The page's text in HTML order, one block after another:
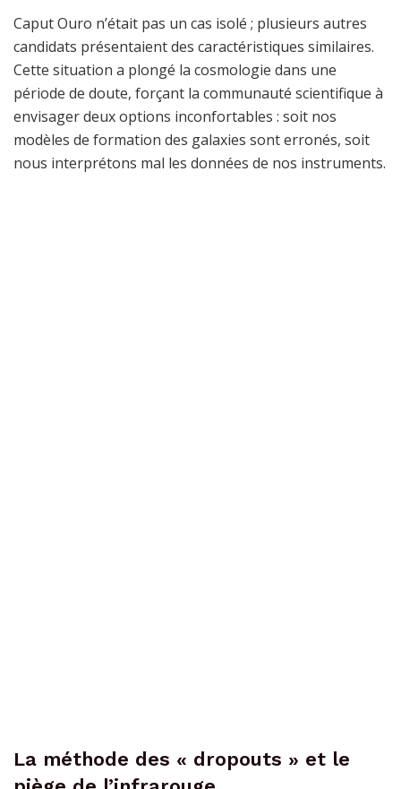
Caput Ouro n’était pas un cas isolé ; plusieurs autres
candidats présentaient des caractéristiques similaires.
Cette situation a plongé la cosmologie dans une
période de doute, forçant la communauté scientifique à
envisager deux options inconfortables : soit nos
modèles de formation des galaxies sont erronés, soit
nous interprétons mal les données de nos instruments.
La méthode des « dropouts » et le